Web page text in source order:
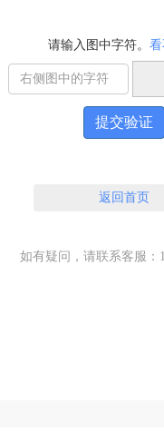
请输入图中字符。 看
提交验证
返回首页
如有疑问，请联系客服：